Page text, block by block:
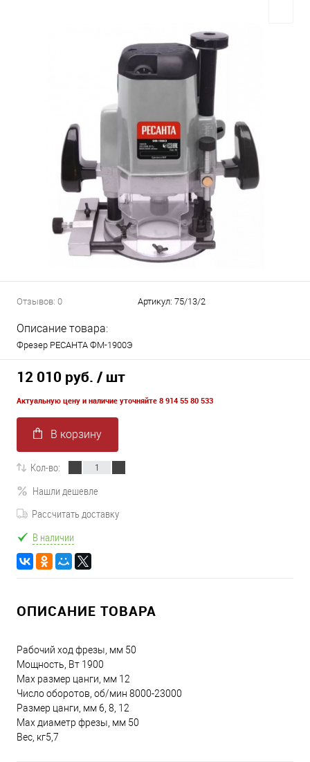
Отзывов: 0 Артикул: 75/13/2
Описание товара:
Фрезер РЕСАНТА ФМ-1900Э
12 010 руб. / шт
Актуальную цену и наличие уточняйте 8 914 55 80 533
В корзину
Кол-во:
Нашли дешевле
Рассчитать доставку
В наличии
ОПИСАНИЕ ТОВАРА
Рабочий ход фрезы, мм 50
Мощность, Вт 1900
Мах размер цанги, мм 12
Число оборотов, об/мин 8000-23000
Размер цанги, мм 6, 8, 12
Max диаметр фрезы, мм 50
Вес, кг5,7